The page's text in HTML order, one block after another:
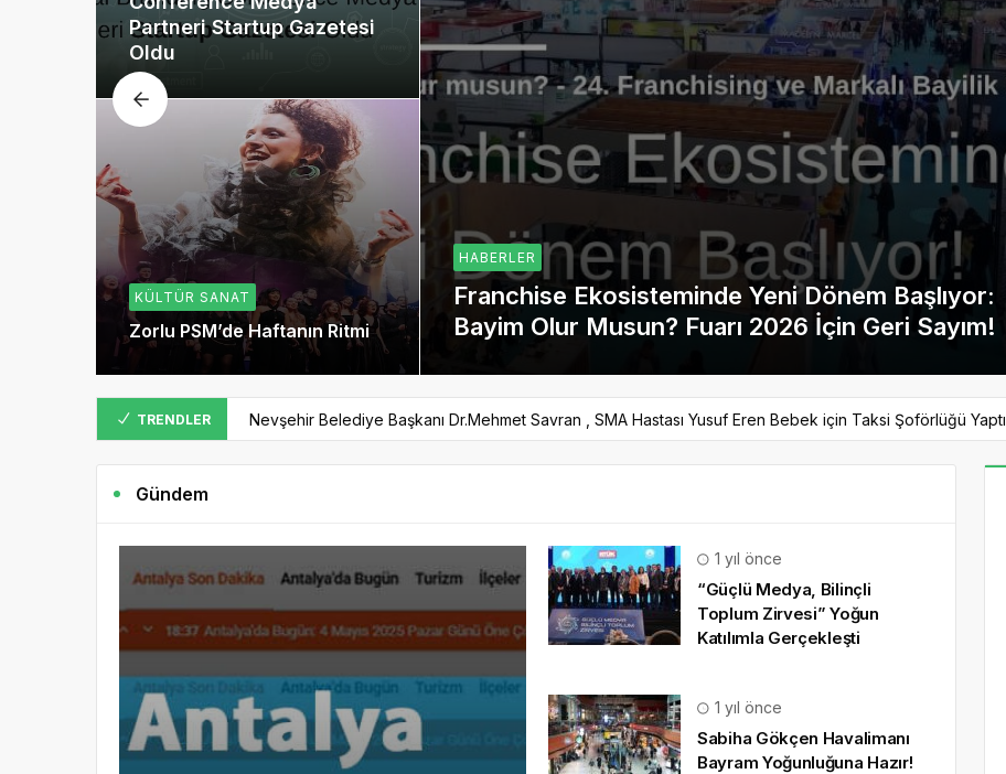
HABERLER
Franchise Ekosisteminde Yeni Dönem Başlıyor:
Bayim Olur Musun? Fuarı 2026 İçin Geri Sayım!
Partneri Startup Gazetesi
Oldu
KÜLTÜR SANAT
Zorlu PSM’de Haftanın Ritmi
TRENDLER Nevşehir Belediye Başkanı Dr.Mehmet Savran , SMA Hastası Yusuf Eren Bebek için Taksi Şoförlüğü Yaptı
Kasım 2, 2022
Gündem
1 yıl önce
“Güçlü Medya, Bilinçli
Toplum Zirvesi” Yoğun
Katılımla Gerçekleşti
1 yıl önce
Sabiha Gökçen Havalimanı
Bayram Yoğunluğuna Hazır!